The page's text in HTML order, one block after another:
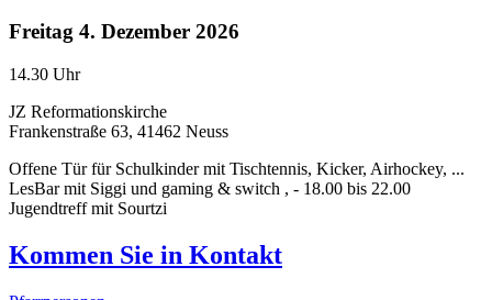
Freitag 4. Dezember 2026
14.30 Uhr
JZ Reformationskirche
Frankenstraße 63, 41462 Neuss
Offene Tür für Schulkinder mit Tischtennis, Kicker, Airhockey, ...
LesBar mit Siggi und gaming & switch , - 18.00 bis 22.00
Jugendtreff mit Sourtzi
Kommen Sie in Kontakt